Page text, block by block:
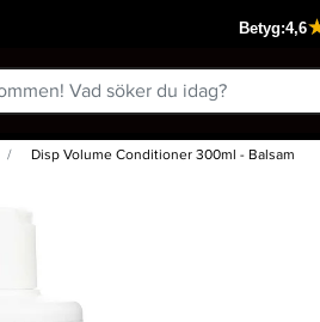
Disp Volume Conditioner 300ml - Balsam